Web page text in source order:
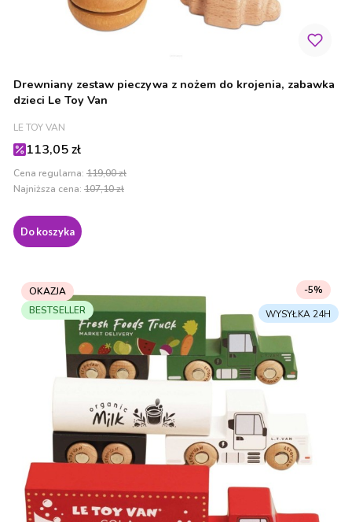
Drewniany zestaw pieczywa z nożem do krojenia, zabawka
dzieci Le Toy Van
PRODUCENT
LE TOY VAN
Cena promocyjna
113,05 zł
Cena regularna: 119,00 zł
Najniższa cena: 107,10 zł
Do koszyka
OKAZJA
BESTSELLER
-5%